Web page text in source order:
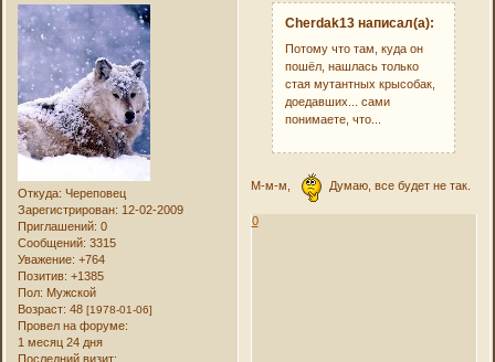
Откуда: Череповец
Зарегистрирован: 12-02-2009
Приглашений: 0
Сообщений: 3315
Уважение: +764
Позитив: +1385
Пол: Мужской
Возраст: 48[1978-01-06]
Провел на форуме:
1 месяц 24 дня
Последний визит:
Cherdak13 написал(а):
Потому что там, куда он
пошёл, нашлась только
стая мутантных крысобак,
доедавших... сами
понимаете, что...
М-м-м, Думаю, все будет не так.
0